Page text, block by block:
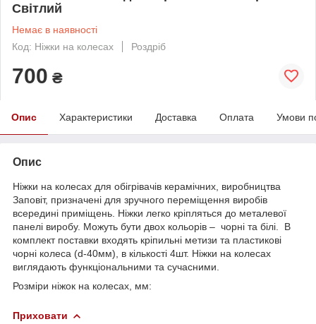
Світлий
Немає в наявності
Код: Ніжки на колесах
Роздріб
700 ₴
Опис Характеристики Доставка Оплата Умови
Опис
Ніжки на колесах для обігрівачів керамічних, виробництва
Заповіт, призначені для зручного переміщення виробів
всередині приміщень. Ніжки легко кріпляться до металевої
панелі виробу. Можуть бути двох кольорів – чорні та білі. В
комплект поставки входять кріпильні метизи та пластикові
чорні колеса (d-40мм), в кількості 4шт. Ніжки на колесах
виглядають функціональними та сучасними.
Розміри ніжок на колесах, мм:
Приховати